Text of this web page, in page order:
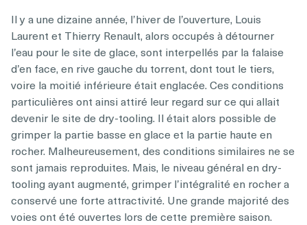
Il y a une dizaine année, l’hiver de l’ouverture, Louis
Laurent et Thierry Renault, alors occupés à détourner
l’eau pour le site de glace, sont interpellés par la falaise
d’en face, en rive gauche du torrent, dont tout le tiers,
voire la moitié inférieure était englacée. Ces conditions
particulières ont ainsi attiré leur regard sur ce qui allait
devenir le site de dry-tooling. Il était alors possible de
grimper la partie basse en glace et la partie haute en
rocher. Malheureusement, des conditions similaires ne se
sont jamais reproduites. Mais, le niveau général en dry-
tooling ayant augmenté, grimper l’intégralité en rocher a
conservé une forte attractivité. Une grande majorité des
voies ont été ouvertes lors de cette première saison.